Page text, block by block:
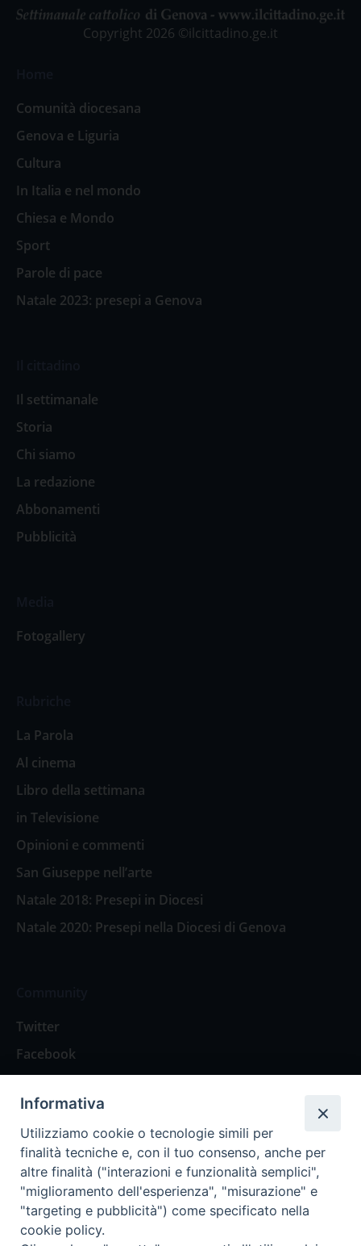
Copyright 2026 ©ilcittadino.ge.it
Comunità diocesana
Genova e Liguria
Cultura
In Italia e nel mondo
Chiesa e Mondo
Sport
Parole di pace
Natale 2023: presepi a Genova
Il settimanale
Storia
Chi siamo
La redazione
Abbonamenti
Pubblicità
Fotogallery
La Parola
Al cinema
Libro della settimana
in Televisione
Opinioni e commenti
San Giuseppe nell’arte
Natale 2018: Presepi in Diocesi
Natale 2020: Presepi nella Diocesi di Genova
Twitter
Facebook
Contattaci
Spazio Lettori
Eventi
Eventi diocesani
Informativa
Utilizziamo cookie o tecnologie simili per
finalità tecniche e, con il tuo consenso, anche per
altre finalità ("interazioni e funzionalità semplici",
"miglioramento dell'esperienza", "misurazione" e
"targeting e pubblicità") come specificato nella
cookie policy.